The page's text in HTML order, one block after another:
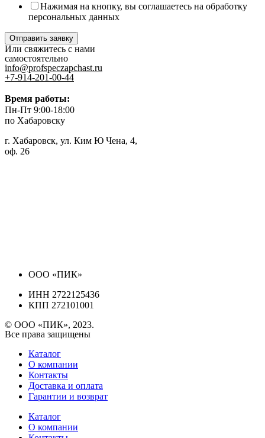
Нажимая на кнопку, вы соглашаетесь на обработку
персональных данных
Отправить заявку
Или свяжитесь с нами
самостоятельно
info@profspeczapchast.ru
+7-914-201-00-44
Время работы:
Пн-Пт 9:00-18:00
по Хабаровску
г. Хабаровск, ул. Ким Ю Чена, 4,
оф. 26
ООО «ПИК»
ИНН 2722125436
КПП 272101001
© ООО «ПИК», 2023.
Все права защищены
Каталог
О компании
Контакты
Доставка и оплата
Гарантии и возврат
Каталог
О компании